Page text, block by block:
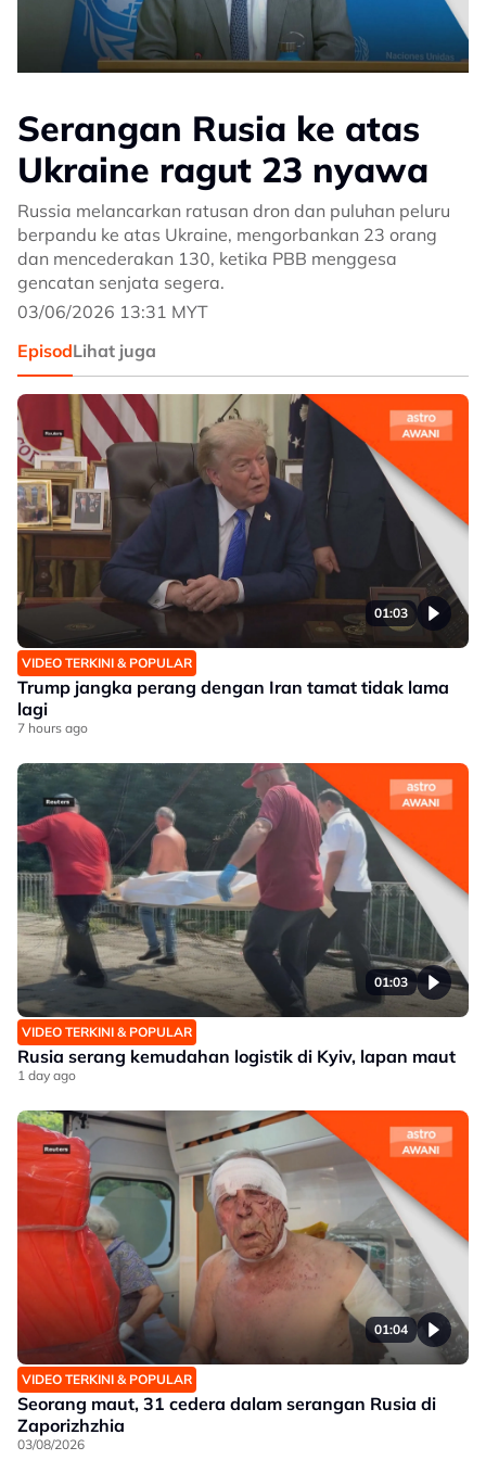
Serangan Rusia ke atas
Ukraine ragut 23 nyawa
Russia melancarkan ratusan dron dan puluhan peluru
berpandu ke atas Ukraine, mengorbankan 23 orang
dan mencederakan 130, ketika PBB menggesa
gencatan senjata segera.
03/06/2026 13:31 MYT
EpisodLihat juga
01:03
VIDEO TERKINI & POPULAR
Trump jangka perang dengan Iran tamat tidak lama
lagi
7 hours ago
01:03
VIDEO TERKINI & POPULAR
Rusia serang kemudahan logistik di Kyiv, lapan maut
1 day ago
01:04
VIDEO TERKINI & POPULAR
Seorang maut, 31 cedera dalam serangan Rusia di
Zaporizhzhia
03/08/2026